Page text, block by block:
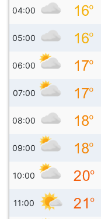
04:00
05:00
06:00
07:00
08:00
09:00
10:00
11:00